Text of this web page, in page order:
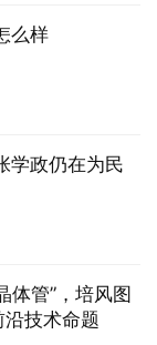
么样
政仍在为民
体管”，培风图
沿技术命题